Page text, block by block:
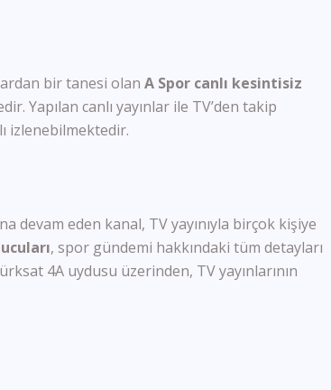
FM Tv
TRT World
Pamukkale Tv
Nasa Tv
Kıbrıs Genç Tv
bir tanesi olan A Spor canlı kesintisiz
Yapılan canlı yayınlar ile TV’den takip
izlenebilmektedir.
devam eden kanal, TV yayınıyla birçok kişiye
, spor gündemi hakkındaki tüm detayları
4A uydusu üzerinden, TV yayınlarının